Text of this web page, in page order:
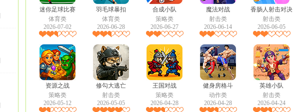
迷你足球比赛
体育类
2026-07-02
羽毛球暴扣
体育类
2026-06-28
合成小队
策略类
2026-06-27
魔法对战
射击类
2026-06-14
香肠人射击对决
射击类
2026-06-05
资源之战
策略类
2026-05-12
修勾大逃亡
射击类
2026-05-05
王国对战
策略类
2026-04-28
健身房格斗
动作类
2026-04-28
英雄小队
射击类
2026-04-24